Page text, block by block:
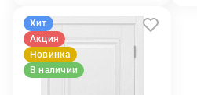
Хит
Акция
Новинка
В наличии